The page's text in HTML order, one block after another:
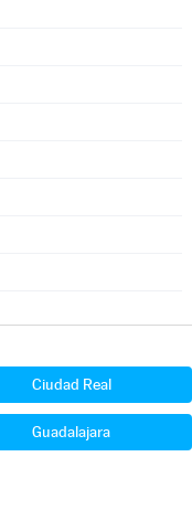
Ciudad Real
Guadalajara